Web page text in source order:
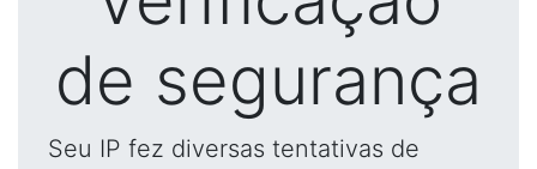
de segurança
Seu IP fez diversas tentativas de